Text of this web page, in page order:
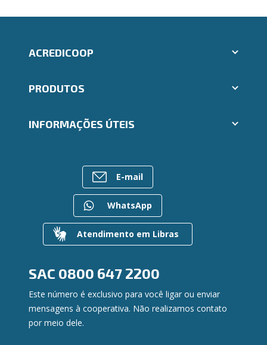
ACREDICOOP
Indique um amigo
Trabalhe Conosco
Ailos Educação
Gerenciar Cookies
PRODUTOS
Consórcios
Para empresas
INFORMAÇÕES ÚTEIS
Postos de Atendimento
Regularização de dívidas
Valores a Receber
Contato
Canal de Ética
Ouvidoria
E-mail
WhatsApp
Atendimento em Libras
SAC 0800 647 2200
Este número é exclusivo para você ligar ou enviar
mensagens à cooperativa. Não realizamos contato
por meio dele.